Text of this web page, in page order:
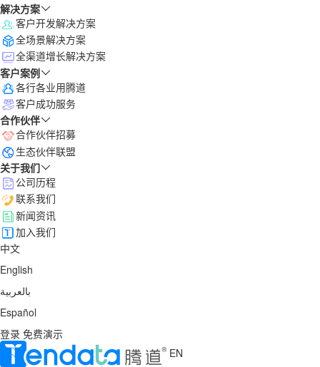
解决方案
客户开发解决方案
全场景解决方案
全渠道增长解决方案
客户案例
各行各业用腾道
客户成功服务
合作伙伴
合作伙伴招募
生态伙伴联盟
关于我们
公司历程
联系我们
新闻资讯
加入我们
中文
English
بالعربية
Español
登录 免费演示
EN